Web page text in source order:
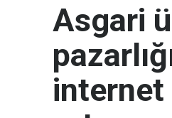
Asgari
internet